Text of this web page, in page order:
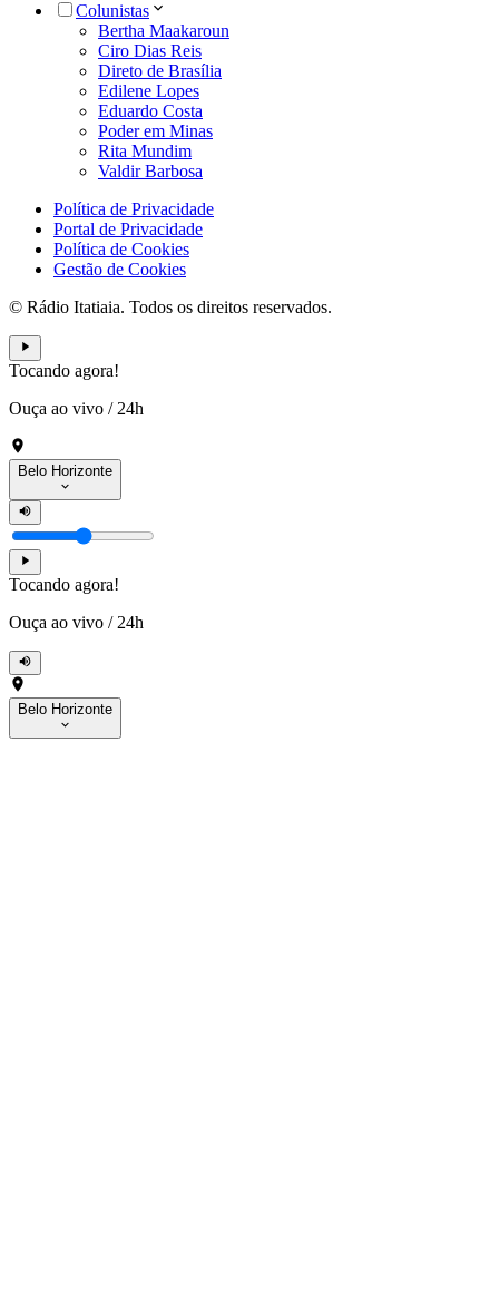
Colunistas
Bertha Maakaroun
Ciro Dias Reis
Direto de Brasília
Edilene Lopes
Eduardo Costa
Poder em Minas
Rita Mundim
Valdir Barbosa
Política de Privacidade
Portal de Privacidade
Política de Cookies
Gestão de Cookies
© Rádio Itatiaia. Todos os direitos reservados.
Tocando agora!
Ouça ao vivo / 24h
Belo Horizonte
Tocando agora!
Ouça ao vivo / 24h
Belo Horizonte